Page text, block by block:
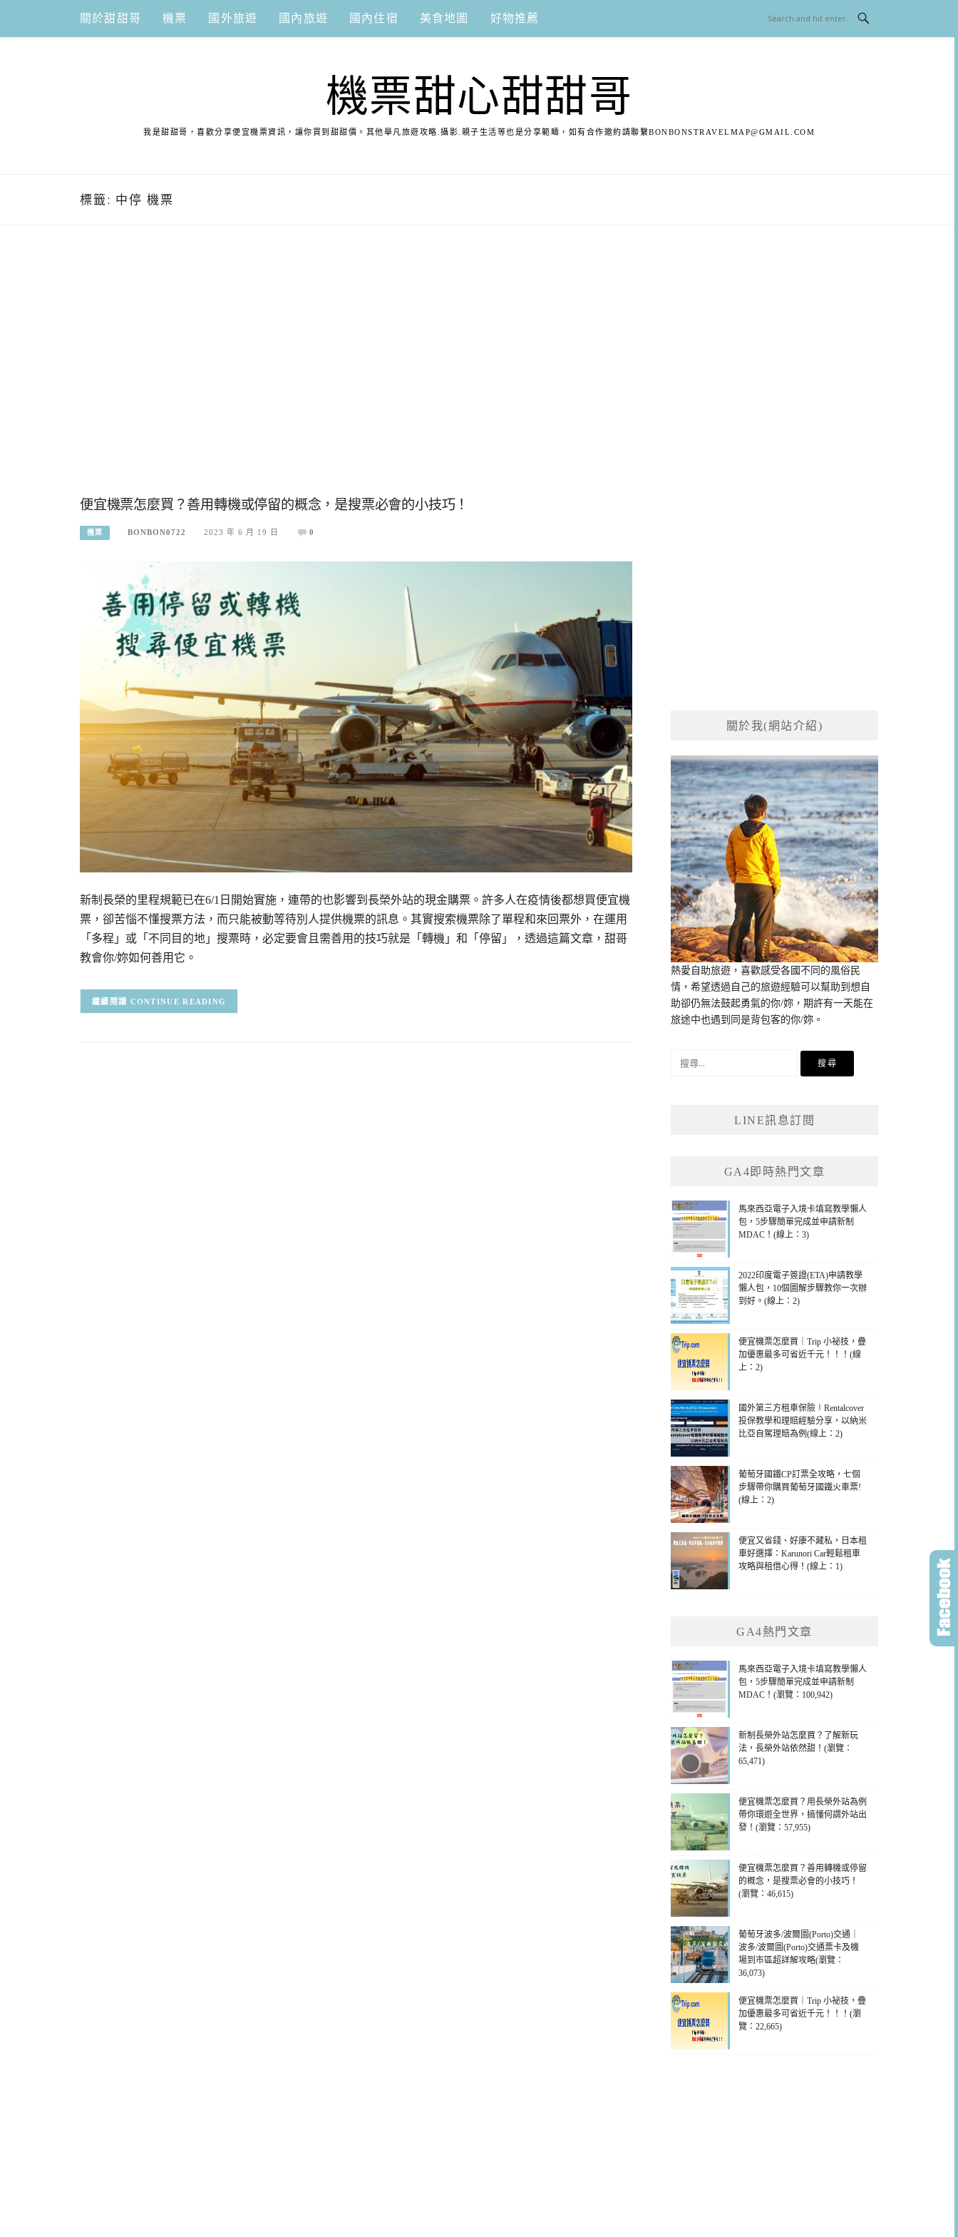
content
關於甜甜哥 機票 國外旅遊 國內旅遊 國內住宿 美食地圖 好物推薦
機票甜心甜甜哥
我是甜甜哥，喜歡分享便宜機票資訊，讓你買到甜甜價。其他舉凡旅遊攻略.攝影.親子生活等也是分享範疇，如有合作邀約請聯繫BONBONSTRAVELMAP@GMAIL.COM
標籤: 中停 機票
便宜機票怎麼買？善用轉機或停留的概念，是搜票必會的小技巧！
機票 BONBON0722 2023 年 6 月 19 日 0
新制長榮的里程規範已在6/1日開始實施，連帶的也影響到長榮外站的現金購票。許多人在疫情後都想買便宜機
票，卻苦惱不懂搜票方法，而只能被動等待別人提供機票的訊息。其實搜索機票除了單程和來回票外，在運用
「多程」或「不同目的地」搜票時，必定要會且需善用的技巧就是「轉機」和「停留」，透過這篇文章，甜哥
教會你/妳如何善用它。
CONTINUE READING
關於我(網站介紹)
熱愛自助旅遊，喜歡感受各國不同的風俗民
情，希望透過自己的旅遊經驗可以幫助到想自
助卻仍無法鼓起勇氣的你/妳，期許有一天能在
旅途中也遇到同是背包客的你/妳。
LINE訊息訂閱
GA4即時熱門文章
馬來西亞電子入境卡填寫教學懶人
包，5步驟簡單完成並申請新制
MDAC！(線上：3)
2022印度電子簽證(ETA)申請教學
懶人包，10個圖解步驟教你一次辦
到好。(線上：2)
便宜機票怎麼買｜Trip 小祕技，疊
加優惠最多可省近千元！！！(線
上：2)
國外第三方租車保險∣Rentalcover
投保教學和理賠經驗分享，以納米
比亞自駕理賠為例(線上：2)
葡萄牙國鐵CP訂票全攻略，七個
步驟帶你購買葡萄牙國鐵火車票!
(線上：2)
便宜又省錢、好康不藏私，日本租
車好選擇：Karunori Car輕鬆租車
攻略與租借心得！(線上：1)
GA4熱門文章
馬來西亞電子入境卡填寫教學懶人
包，5步驟簡單完成並申請新制
MDAC！(瀏覽：100,942)
新制長榮外站怎麼買？了解新玩
法，長榮外站依然甜！(瀏覽：
65,471)
便宜機票怎麼買？用長榮外站為例
帶你環遊全世界，搞懂何謂外站出
發！(瀏覽：57,955)
便宜機票怎麼買？善用轉機或停留
的概念，是搜票必會的小技巧！
(瀏覽：46,615)
葡萄牙波多/波爾圖(Porto)交通｜
波多/波爾圖(Porto)交通票卡及機
場到市區超詳解攻略(瀏覽：
36,073)
便宜機票怎麼買｜Trip 小祕技，疊
加優惠最多可省近千元！！！(瀏
覽：22,665)